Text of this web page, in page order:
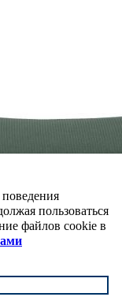
пользоваться
файлов cookie в